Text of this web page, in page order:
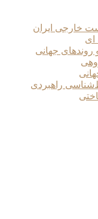
خارجی ایران
ای
روندهای جهانی
راهبردی